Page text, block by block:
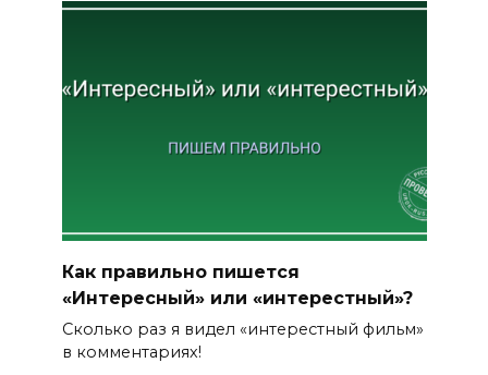
Как правильно пишется
«Интересный» или «интерестный»?
Сколько раз я видел «интерестный фильм»
в комментариях!